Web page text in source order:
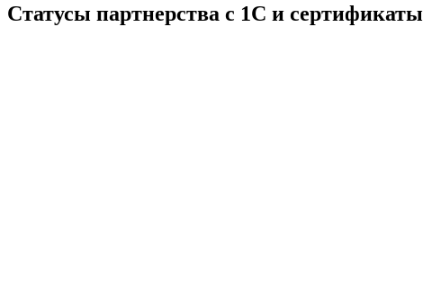
Статусы партнерства с 1С и сертификаты